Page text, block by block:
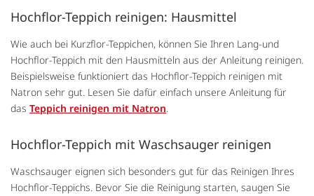
Hochflor-Teppich reinigen: Hausmittel
Wie auch bei Kurzflor-Teppichen, können Sie Ihren Lang-und
Hochflor-Teppich mit den Hausmitteln aus der Anleitung reinigen.
Beispielsweise funktioniert das Hochflor-Teppich reinigen mit
Natron sehr gut. Lesen Sie dafür einfach unsere Anleitung für
das Teppich reinigen mit Natron.
Hochflor-Teppich mit Waschsauger reinigen
Waschsauger eignen sich besonders gut für das Reinigen Ihres
Hochflor-Teppichs. Bevor Sie die Reinigung starten, saugen Sie